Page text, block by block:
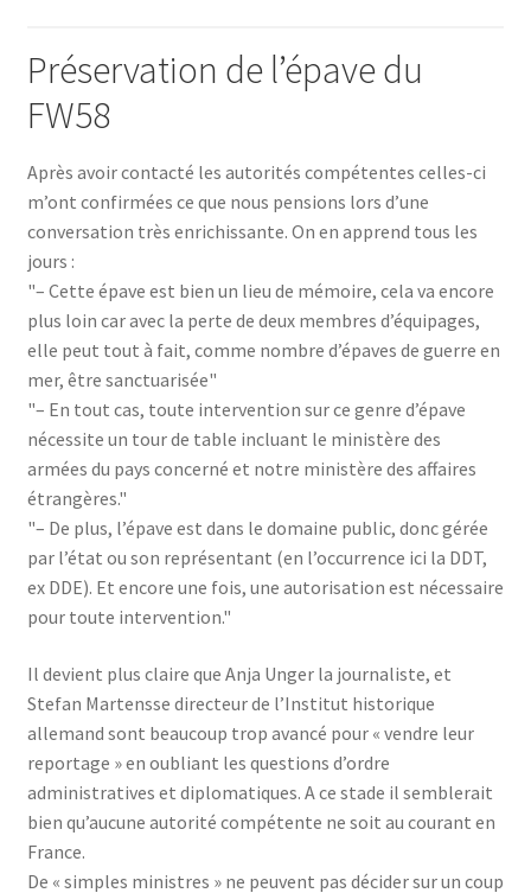
Préservation de l’épave du
FW58
Après avoir contacté les autorités compétentes celles-ci
m’ont confirmées ce que nous pensions lors d’une
conversation très enrichissante. On en apprend tous les
jours :
– Cette épave est bien un lieu de mémoire, cela va encore
plus loin car avec la perte de deux membres d’équipages,
elle peut tout à fait, comme nombre d’épaves de guerre en
mer, être sanctuarisée
– En tout cas, toute intervention sur ce genre d’épave
nécessite un tour de table incluant le ministère des
armées du pays concerné et notre ministère des affaires
étrangères.
– De plus, l’épave est dans le domaine public, donc gérée
par l’état ou son représentant (en l’occurrence ici la DDT,
ex DDE). Et encore une fois, une autorisation est nécessaire
pour toute intervention.
Il devient plus claire que Anja Unger la journaliste, et
Stefan Martensse directeur de l’Institut historique
allemand sont beaucoup trop avancé pour « vendre leur
reportage » en oubliant les questions d’ordre
administratives et diplomatiques. A ce stade il semblerait
bien qu’aucune autorité compétente ne soit au courant en
France.
De « simples ministres » ne peuvent pas décider sur un coup